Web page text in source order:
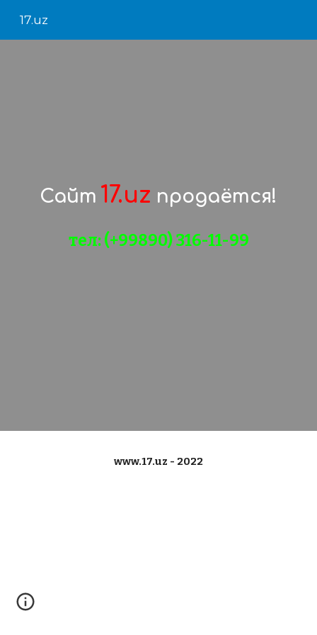
Skip to main content
17.uz
Сайт 17.uz продаётся!
тел: (+99890) 316-11-99
www.17.uz - 2022